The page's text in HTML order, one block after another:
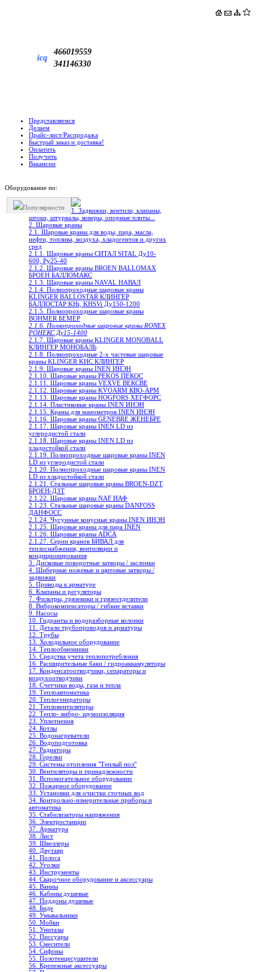
icq
466019559
341146330
Представляемся
Делаем
Прайс-лист/Распродажа
Быстрый заказ и доставка!
Оплатить
Получить
Вакансии
Оборудование по:
Популярности
1. Задвижки, вентили, клапаны,
штоки, штурвалы, коверы, опорные плиты...
2. Шаровые краны
2.1. Шаровые краны для воды, пара, масла,
нефти, топлива, воздуха, хладогентов и других
сред
2.1.1. Шаровые краны СИТАЛ SITAL Ду10-
600, Ру25-40
2.1.2. Шаровые краны BROEN BALLOMAX
БРОЕН БАЛЛОМАКС
2.1.3. Шаровые краны NAVAL НАВАЛ
2.1.4. Полнопроходные шаровые краны
KLINGER BALLOSTAR КЛИНГЕР
БАЛЛОСТАР KHi, KHSVi Ду150-1200
2.1.5. Полнопроходные шаровые краны
BOHMER БЕМЕР
2.1.6. Полнопроходные шаровые краны RONEX
РОНЕКС Ду15-1400
2.1.7. Шаровые краны KLINGER MONOBALL
КЛИНГЕР МОНОБАЛЬ
2.1.8. Полнопроходные 2-х частевые шаровые
краны KLINGER KHC КЛИНГЕР
2.1.9. Шаровые краны INEN ИНЭН
2.1.10. Шаровые краны PEKOS ПЕКОС
2.1.11. Шаровые краны VEXVE ВЕКСВЕ
2.1.12. Шаровые краны KVOARM КВО-АРМ
2.1.13. Шаровые краны HOGFORS ХЕГФОРС
2.1.14. Пластиковые краны INEN ИНЭН
2.1.15. Краны для манометров INEN ИНЭН
2.1.16. Шаровые краны GENEBRE ЖЕНЕБРЕ
2.1.17. Шаровые краны INEN LD из
углеродистой стали
2.1.18. Шаровые краны INEN LD из
хладостойкой стали
2.1.19. Полнопроходные шаровые краны INEN
LD из углеродистой стали
2.1.20. Полнопроходные шаровые краны INEN
LD из хладостойкой стали
2.1.21. Стальные шаровые краны BROEN-DZT
БРОЕН-ДЗТ
2.1.22. Шаровые краны NAF НАФ
2.1.23. Стальные шаровые краны DANFOSS
ДАНФОСС
2.1.24. Чугунные конусные краны INEN ИНЭН
2.1.25. Шаровые краны для пара INEN
2.1.26. Шаровые краны ADCA
2.1.27. Серии кранов БИВАЛ для
теплоснабжения, вентиляции и
кондиционирования
3. Дисковые поворотные затворы / заслонки
4. Шиберные ножевые и щитовые затворы /
задвижки
5. Приводы к арматуре
6. Клапаны и регуляторы
7. Фильтры, грязевики и грязеотделители
8. Виброкомпенсаторы / гибкие вставки
9. Насосы
10. Гидранты и водоразборные колонки
11. Детали трубопроводов и арматуры
12. Трубы
13. Холодильное oборудование
14. Теплообменники
15. Средства учета теплопотребления
16. Расширительные баки / гидроаккамуляторы
17. Конденсатоотводчики, сепараторы и
воздухоотводчики
18. Счетчики воды, газа и тепла
19. Теплоавтоматика
20. Теплогенераторы
21. Тепловентиляторы
22. Тепло- вибро- шумоизоляция
23. Уплотнения
24. Котлы
25. Водонагреватели
26. Водоподготовка
27. Радиаторы
28. Горелки
29. Системы отопления "Теплый пол"
30. Вентиляторы и принадлежности
31. Вспомогательное оборудование
32. Пожарное оборудование
33. Установки для очистки сточных вод
34. Контрольно-измерительные приборы и
автоматика
35. Стабилизаторы напряжения
36. Электростанции
37. Арматура
38. Лист
39. Швеллеры
40. Двутавр
41. Полоса
42. Уголки
43. Инструменты
44. Сварочное оборудование и аксессуары
45. Ванны
46. Кабины душевые
47. Поддоны душевые
48. Биде
49. Умывальники
50. Мойки
51. Унитазы
52. Писсуары
53. Смесители
54. Сифоны
55. Полотенцесушители
56. Крепежные аксессуары